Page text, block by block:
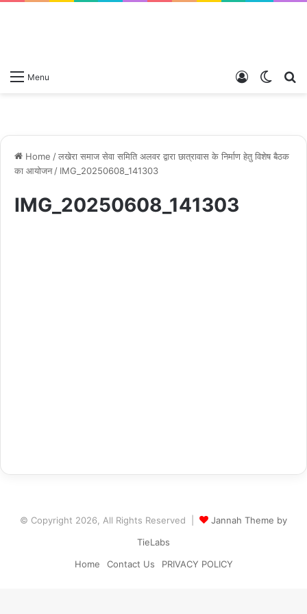
Menu
Switch
Log
Home /लखेरा समाज सेवा समिति अलवर द्वारा छात्रावास के निर्माण हेतु विशेष बैठक
का आयोजन/ IMG_20250608_141303
IMG_20250608_141303
© Copyright 2026, All Rights Reserved |
Jannah Theme by
TieLabs
Home
Contact Us PRIVACY POLICY